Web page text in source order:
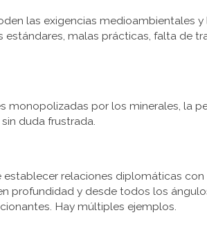
las exigencias medioambientales
malas prácticas, falta de
por los minerales, la
duda frustrada.
relaciones diplomáticas con
profundidad y desde todos los
Hay múltiples ejemplos.